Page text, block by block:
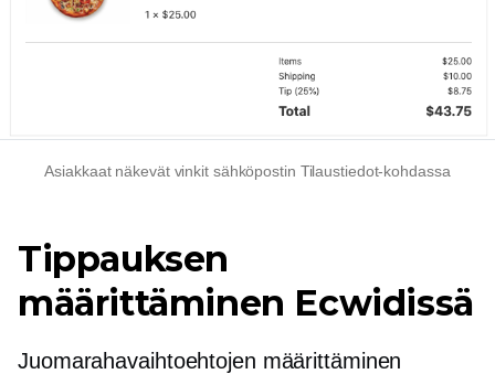
Asiakkaat näkevät vinkit sähköpostin Tilaustiedot-kohdassa
Tippauksen
määrittäminen Ecwidissä
Juomarahavaihtoehtojen määrittäminen